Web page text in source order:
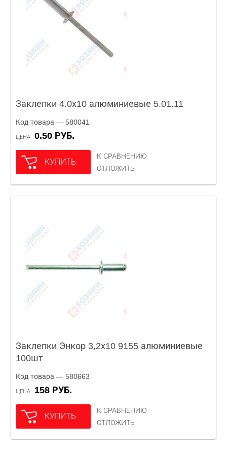
Заклепки 4.0х10 алюминиевые 5.01.11
Код товара — 580041
ЦЕНА 0.50 РУБ.
КУПИТЬ
К СРАВНЕНИЮ
ОТЛОЖИТЬ
Заклепки Энкор 3,2х10 9155 алюминиевые
100шт
Код товара — 580663
ЦЕНА 158 РУБ.
КУПИТЬ
К СРАВНЕНИЮ
ОТЛОЖИТЬ